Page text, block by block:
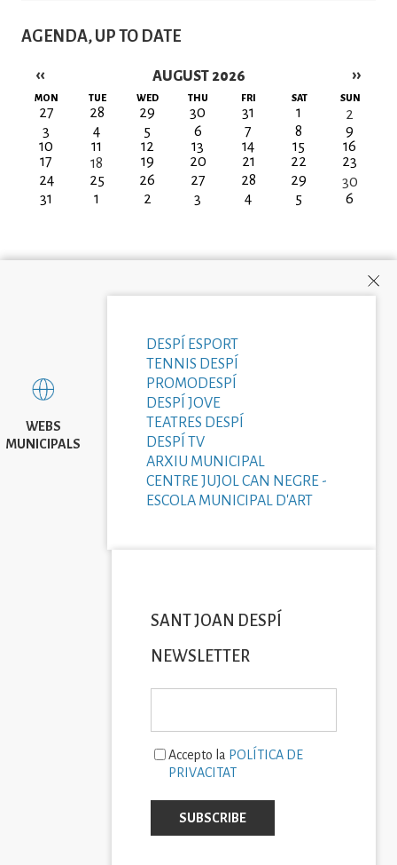
AGENDA, UP TO DATE
AUGUST 2026
Pagination
‹‹ ››
MON TUE WED THU FRI SAT SUN
27 28 29 30 31 1
2
3
4 5 6 7 8
9
10
11 12 13 14 15
16
17
18 19 20 21 22
23
24
25 26 27 28 29
30
31
1 2 3 4 5 6
WEBS
MUNICIPALS
DESPÍ ESPORT
TENNIS DESPÍ
PROMODESPÍ
DESPÍ JOVE
TEATRES DESPÍ
DESPÍ TV
ARXIU MUNICIPAL
CENTRE JUJOL CAN NEGRE -
ESCOLA MUNICIPAL D'ART
SANT JOAN DESPÍ
NEWSLETTER
Accepto la POLÍTICA DE
PRIVACITAT